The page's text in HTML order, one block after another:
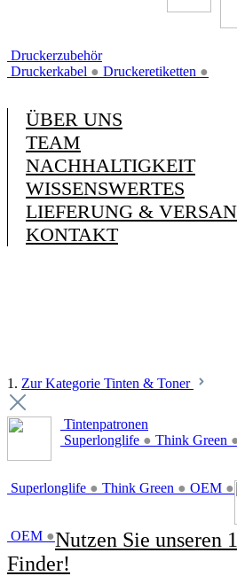
Druckerzubehör
Druckerkabel ● Druckeretiketten ●
ÜBER UNS
TEAM
NACHHALTIGKEIT
WISSENSWERTES
LIEFERUNG &
KONTAKT
1. Zur Kategorie Tinten & Toner
Tintenpatronen
Superlonglife ● Think Green
Superlonglife ● Think Green ● OEM ●
OEM ●Nutzen Sie unseren
Finder!